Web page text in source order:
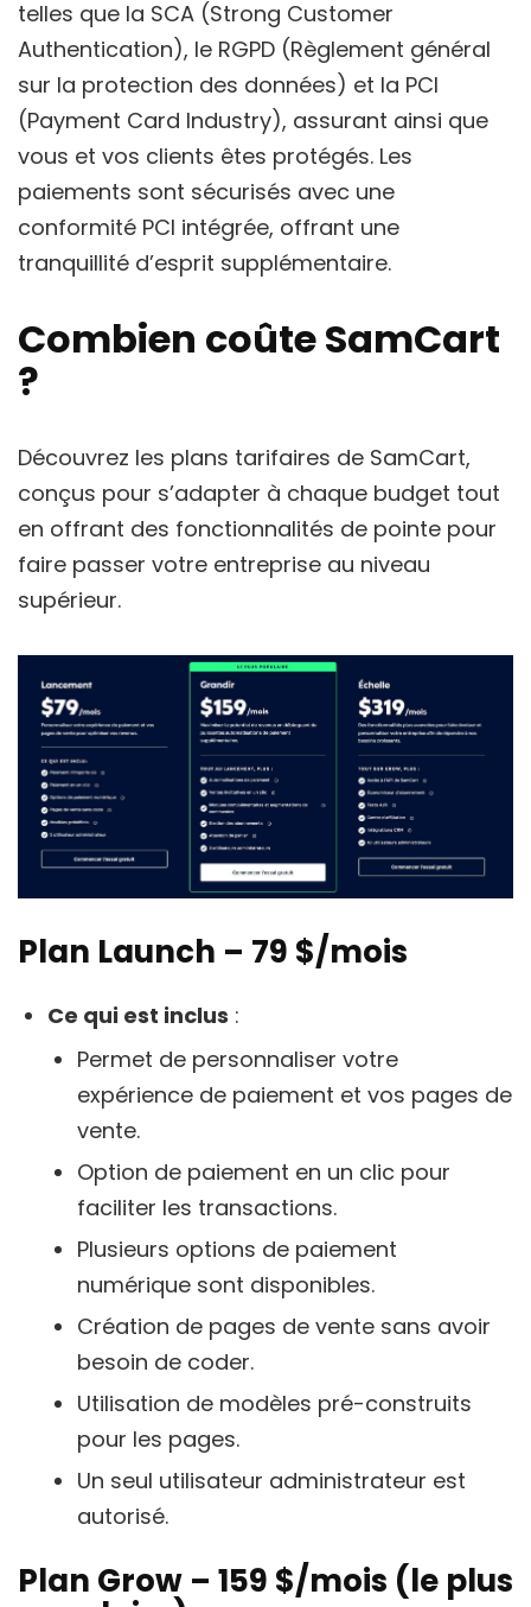
telles que la SCA (Strong Customer
Authentication), le RGPD (Règlement général
sur la protection des données) et la PCI
(Payment Card Industry), assurant ainsi que
vous et vos clients êtes protégés. Les
paiements sont sécurisés avec une
conformité PCI intégrée, offrant une
tranquillité d’esprit supplémentaire.
Combien coûte SamCart
?
Découvrez les plans tarifaires de SamCart,
conçus pour s’adapter à chaque budget tout
en offrant des fonctionnalités de pointe pour
faire passer votre entreprise au niveau
supérieur.
Plan Launch – 79 $/mois
Ce qui est inclus :
Permet de personnaliser votre
expérience de paiement et vos pages de
vente.
Option de paiement en un clic pour
faciliter les transactions.
Plusieurs options de paiement
numérique sont disponibles.
Création de pages de vente sans avoir
besoin de coder.
Utilisation de modèles pré-construits
pour les pages.
Un seul utilisateur administrateur est
autorisé.
Plan Grow – 159 $/mois (le plus